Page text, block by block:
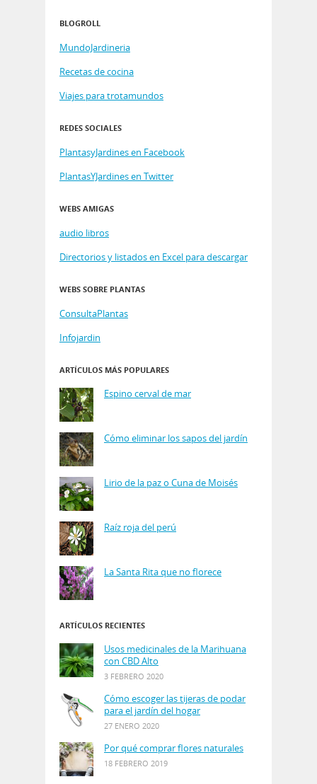
BLOGROLL
MundoJardineria
Recetas de cocina
Viajes para trotamundos
REDES SOCIALES
PlantasyJardines en Facebook
PlantasYJardines en Twitter
WEBS AMIGAS
audio libros
Directorios y listados en Excel para descargar
WEBS SOBRE PLANTAS
ConsultaPlantas
Infojardin
ARTÍCULOS MÁS POPULARES
Espino cerval de mar
Cómo eliminar los sapos del jardín
Lirio de la paz o Cuna de Moisés
Raíz roja del perú
La Santa Rita que no florece
ARTÍCULOS RECIENTES
Usos medicinales de la Marihuana
con CBD Alto
3 FEBRERO 2020
Cómo escoger las tijeras de podar
para el jardín del hogar
27 ENERO 2020
Por qué comprar flores naturales
18 FEBRERO 2019